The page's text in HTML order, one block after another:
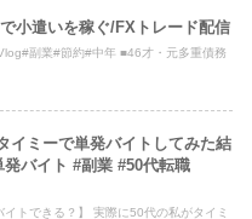
小遣いを稼ぐ/FXトレード配信
副業#節約#中年 ■46才・元多重債務
イミーで単発バイトしてみた結
バイト #副業 #50代転職
イトできる？】 実際に50代の私がタイミ